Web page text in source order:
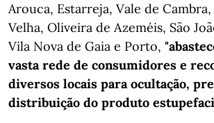
Arouca, Estarreja, Vale de
Velha, Oliveira de Azeméis, São
Vila Nova de Gaia e Porto,
vasta rede de consumidores e
diversos locais para ocultação,
distribuição do produto